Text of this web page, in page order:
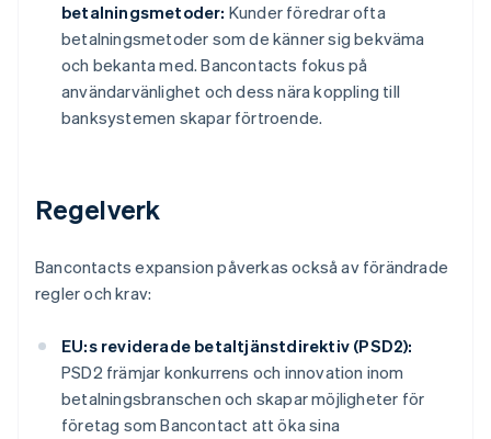
betalningsmetoder: Kunder föredrar ofta
betalningsmetoder som de känner sig bekväma
och bekanta med. Bancontacts fokus på
användarvänlighet och dess nära koppling till
banksystemen skapar förtroende.
Regelverk
Bancontacts expansion påverkas också av förändrade
regler och krav:
EU:s reviderade betaltjänstdirektiv (PSD2):
PSD2 främjar konkurrens och innovation inom
betalningsbranschen och skapar möjligheter för
företag som Bancontact att öka sina